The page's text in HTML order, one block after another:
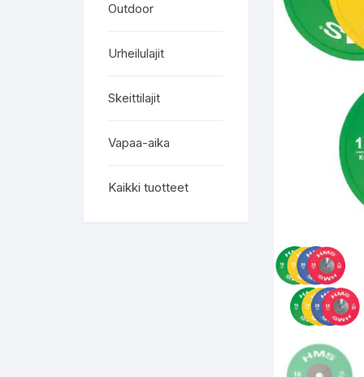
Outdoor
Urheilulajit
Skeittilajit
Vapaa-aika
Kaikki tuotteet